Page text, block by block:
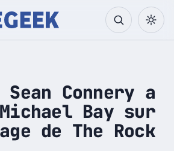
Connery a
Bay sur
de The Rock